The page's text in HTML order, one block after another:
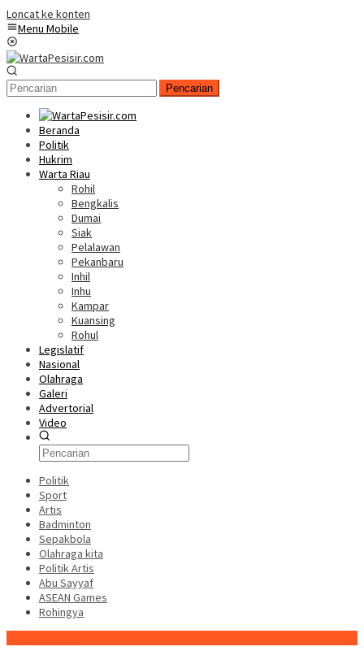
Loncat ke konten
Menu Mobile
Pencarian
Beranda
Politik
Hukrim
Warta Riau
Rohil
Bengkalis
Dumai
Siak
Pelalawan
Pekanbaru
Inhil
Inhu
Kampar
Kuansing
Rohul
Legislatif
Nasional
Olahraga
Galeri
Advertorial
Video
Politik
Sport
Artis
Badminton
Sepakbola
Olahraga kita
Politik Artis
Abu Sayyaf
ASEAN Games
Rohingya